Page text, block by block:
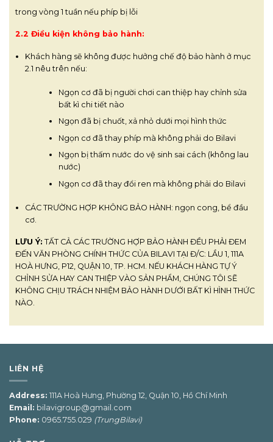
trong vòng 1 tuần nếu phíp bị lỗi
2.2 Điều kiện không bảo hành:
Khách hàng sẽ không được hưởng chế độ bảo hành ở mục
2.1 nêu trên nếu:
Ngọn cơ đã bị người chơi can thiệp hay chỉnh sửa
bất kì chi tiết nào
Ngọn đã bị chuốt, xả nhỏ dưới mọi hình thức
Ngọn cơ đã thay phíp mà không phải do Bilavi
Ngọn bị thấm nước do vệ sinh sai cách (không lau
nước)
Ngọn cơ đã thay đổi ren mà không phải do Bilavi
CÁC TRƯỜNG HỢP KHÔNG BẢO HÀNH: ngọn cong, bể đầu
cơ.
LƯU Ý: TẤT CẢ CÁC TRƯỜNG HỢP BẢO HÀNH ĐỀU PHẢI ĐEM
ĐẾN VĂN PHÒNG CHÍNH THỨC CỦA BILAVI TẠI Đ/C: LẦU 1, 111A
HOÀ HƯNG, P12, QUẬN 10, TP. HCM. NẾU KHÁCH HÀNG TỰ Ý
CHỈNH SỬA HAY CAN THIỆP VÀO SẢN PHẨM, CHÚNG TÔI SẼ
KHÔNG CHỊU TRÁCH NHIỆM BẢO HÀNH DƯỚI BẤT KÌ HÌNH THỨC
NÀO.
LIÊN HỆ
Address: 111A Hoà Hưng, Phường 12, Quận 10, Hồ Chí Minh
Email: bilavigroup@gmail.com
Phone: 0965.755.029 (TrungBilavi)